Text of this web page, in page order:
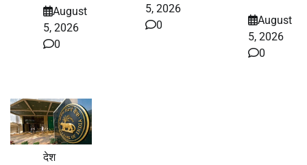
August
5, 2026
0
5, 2026
0
August
5, 2026
0
देश